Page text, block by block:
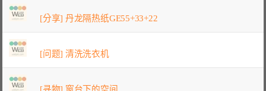
[分享] 丹龙隔热纸GE55+33+22
[问题] 清洗洗衣机
[寻物] 窗台下的空间